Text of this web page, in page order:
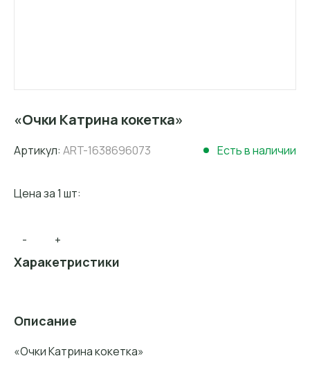
«Очки Катрина кокетка»
Артикул: ART-1638696073 Есть в наличии
Цена за 1 шт:
- +
Харакетристики
Описание
«Очки Катрина кокетка»